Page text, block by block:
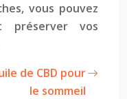
vous pouvez
préserver vos
de CBD pour
le sommeil